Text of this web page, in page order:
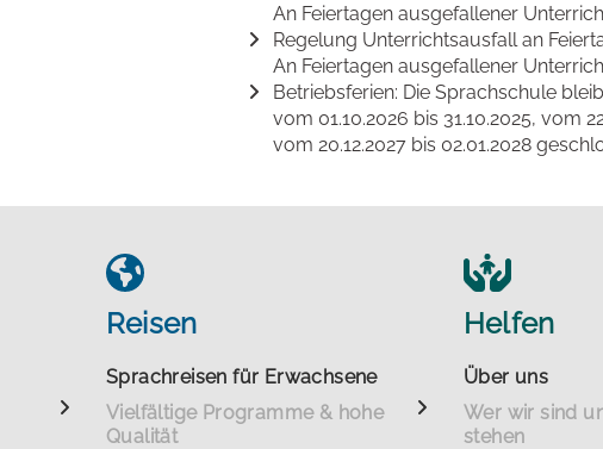
An Feiertagen ausgefallener
Regelung Unterrichtsausfall an
An Feiertagen ausgefallener
Betriebsferien: Die Sprachschule
vom 01.10.2026 bis 31.10.2025, vom
vom 20.12.2027 bis 02.01.2028
Reisen
Sprachreisen für Erwachsene
Vielfältige Programme & hohe
Qualität
Helfen
Über uns
Wer wir sind
stehen